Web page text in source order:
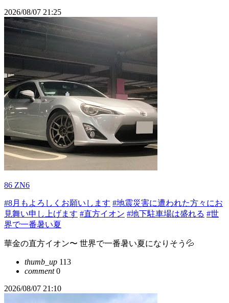
2026/08/07 21:25
86 ZN6
#8月もよろしくお願いします #地震災害に遭われた方々にお
見舞い申し上げます #直方イオン #地下駐車場は盛れる #世
界で一番暑い夏
華金の直方イオン〜 世界で一番暑い夏になりそう💦
thumb_up 113
comment0
2026/08/07 21:10